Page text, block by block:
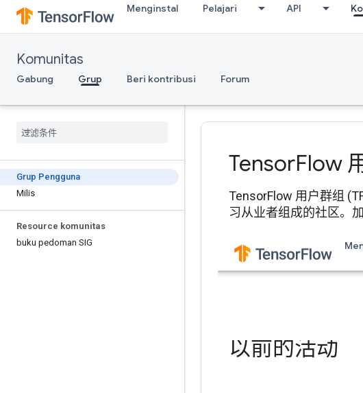
Menginstal Pelajari API
Komunitas
Gabung Grup Beri kontribusi Forum
Grup Pengguna
Milis
Resource komunitas
buku pedoman SIG
TensorFlow
TensorFlow 用户群组
习从业者组成的社区。
以前的活动